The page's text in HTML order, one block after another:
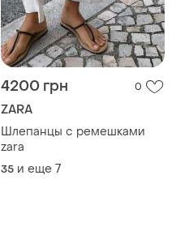
4200 грн 0
ZARA
Шлепанцы с ремешками
zara
35 и еще 7